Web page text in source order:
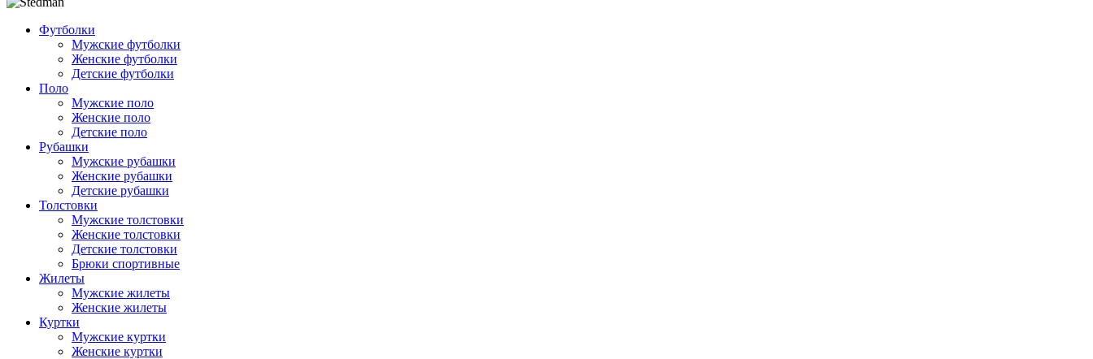
Футболки
Мужские футболки
Женские футболки
Детские футболки
Поло
Мужские поло
Женские поло
Детские поло
Рубашки
Мужские рубашки
Женские рубашки
Детские рубашки
Толстовки
Мужские толстовки
Женские толстовки
Детские толстовки
Брюки спортивные
Жилеты
Мужские жилеты
Женские жилеты
Куртки
Мужские куртки
Женские куртки